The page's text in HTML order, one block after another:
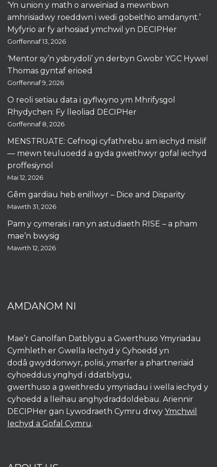
‘Yn union y math o arweiniad a mewnbwn
amhrisiadwy roeddwn i wedi gobeithio amdanynt.’
Myfyrio ar fy arhosiad ymchwil yn DECIPHer
Gorffennaf 13, 2026
‘Mentor sy’n ysbrydoli’ yn derbyn Gwobr YGC Hywel
Thomas gyntaf erioed
Gorffennaf 9, 2026
O reoli setiau data i gyflwyno ym Mhrifysgol
Rhydychen: Fy lleoliad DECIPHer
Gorffennaf 8, 2026
MENSTRUATE: Cefnogi cyfathrebu am iechyd mislif
— mewn teuluoedd a gyda gweithwyr gofal iechyd
proffesiynol
Mai 12, 2026
Gêm gardiau heb enillwyr – Dice and Disparity
Mawrth 31, 2026
Pam y cymerais i ran yn astudiaeth RISE – a pham
mae’n bwysig
Mawrth 12, 2026
AMDANOM NI
Mae’r Ganolfan Datblygu a Gwerthuso Ymyriadau
Cymhleth er Gwella Iechyd y Cyhoedd yn
dodâ gwyddonwyr, polisi, ymarfer a phartneriaid
cyhoeddus ynghyd i ddatblygu,
gwerthuso a gweithredu ymyriadau i wella iechyd y
cyhoedd a lleihau anghydraddoldebau. Ariennir
DECIPHer gan Lywodraeth Cymru drwy Ymchwil
Iechyd a Gofal Cymru.